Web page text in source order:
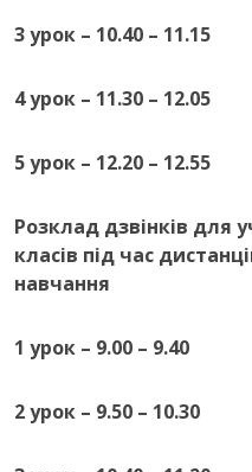
3 урок – 10.40 – 11.15
4 урок – 11.30 – 12.05
5 урок – 12.20 – 12.55
Розклад дзвінків для
класів під час
навчання
1 урок – 9.00 – 9.40
2 урок – 9.50 – 10.30